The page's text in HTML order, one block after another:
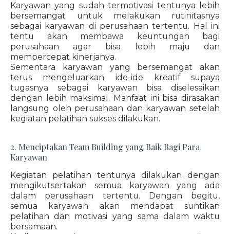
Karyawan yang sudah termotivasi tentunya lebih
bersemangat untuk melakukan rutinitasnya
sebagai karyawan di perusahaan tertentu. Hal ini
tentu akan membawa keuntungan bagi
perusahaan agar bisa lebih maju dan
mempercepat kinerjanya.
Sementara karyawan yang bersemangat akan
terus mengeluarkan ide-ide kreatif supaya
tugasnya sebagai karyawan bisa diselesaikan
dengan lebih maksimal. Manfaat ini bisa dirasakan
langsung oleh perusahaan dan karyawan setelah
kegiatan pelatihan sukses dilakukan.
2. Menciptakan Team Building yang Baik Bagi Para
Karyawan
Kegiatan pelatihan tentunya dilakukan dengan
mengikutsertakan semua karyawan yang ada
dalam perusahaan tertentu. Dengan begitu,
semua karyawan akan mendapat suntikan
pelatihan dan motivasi yang sama dalam waktu
bersamaan.